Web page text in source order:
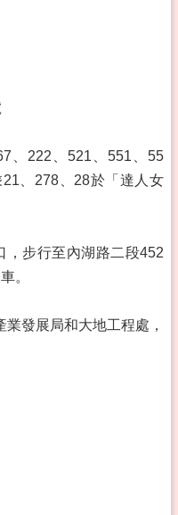
、222、521、551、55
、278、28於「達人女
，步行至內湖路二段452
。
發展局和大地工程處，